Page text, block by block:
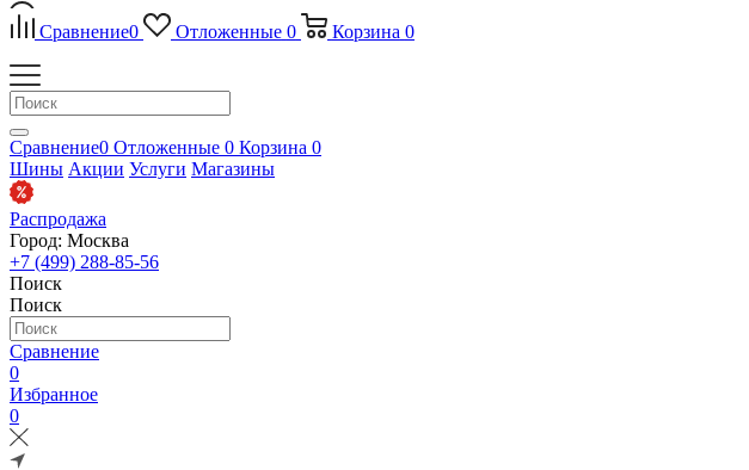
Сравнение0 Отложенные 0 Корзина 0
Сравнение0 Отложенные 0 Корзина 0
Шины Акции Услуги Магазины
Распродажа
Город: Москва
+7 (499) 288-85-56
Поиск
Поиск
Сравнение
0
Избранное
0